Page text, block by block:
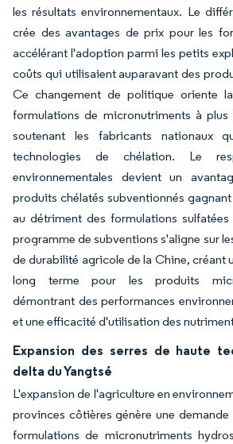
les résultats environnementaux. Le
crée des avantages de prix pour les
accélérant l'adoption parmi les petits
coûts qui utilisaient auparavant des
Ce changement de politique oriente
formulations de micronutriments à
soutenant les fabricants nationaux
technologies de chélation. Le
environnementales devient un
produits chélatés subventionnés
au détriment des formulations sulfatées
programme de subventions s'aligne sur
de durabilité agricole de la Chine, créant
long terme pour les produits
démontrant des performances
et une efficacité d'utilisation des
Expansion des serres de haute
delta du Yangtsé
L'expansion de l'agriculture en
provinces côtières génère une
formulations de micronutriments